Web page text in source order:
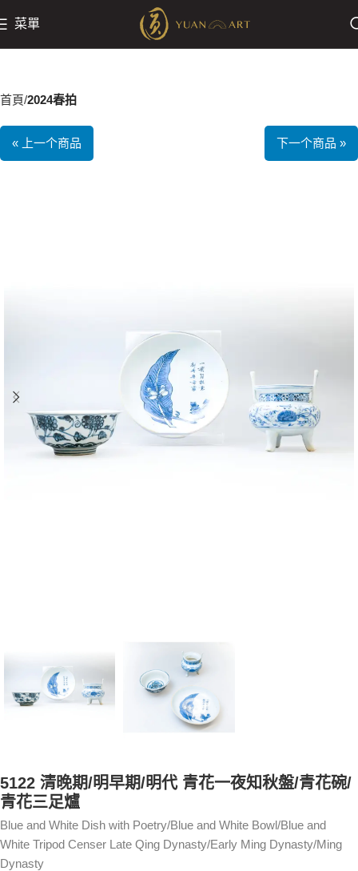
菜單
首頁 2024春拍
« 上一个商品 下一个商品 »
5122 清晚期/明早期/明代 青花一夜知秋盤/青花碗/
青花三足爐
Blue and White Dish with Poetry/Blue and White Bowl/Blue and
White Tripod Censer Late Qing Dynasty/Early Ming Dynasty/Ming
Dynasty